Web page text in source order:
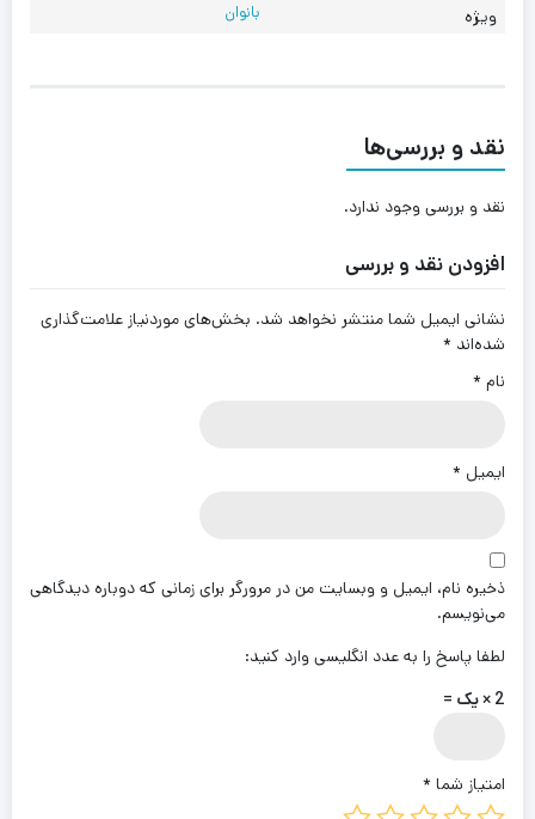
ویژه بانوان
نقد و بررسی‌ها
نقد و بررسی وجود ندارد.
افزودن نقد و بررسی
نشانی ایمیل شما منتشر نخواهد شد. بخش‌های موردنیاز علامت‌گذاری
شده‌اند *
نام *
ایمیل *
ذخیره نام، ایمیل و وبسایت من در مرورگر برای زمانی که دوباره دیدگاهی
می‌نویسم.
لطفا پاسخ را به عدد انگلیسی وارد کنید:
2 × یک =
امتیاز شما *